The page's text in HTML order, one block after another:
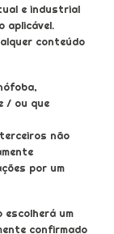
e industrial
aplicável.
conteúdo
/ ou que
não
por um
escolherá um
confirmado